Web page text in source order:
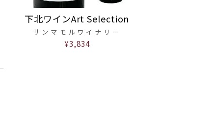
下北ワインArt Selection
サンマモルワイナリー
¥3,834